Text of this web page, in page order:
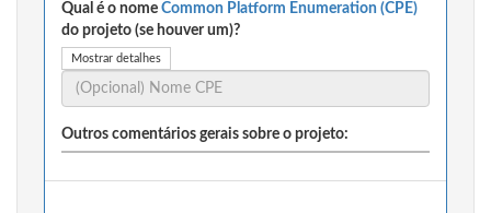
Qual é o nome Common Platform Enumeration (CPE)
do projeto (se houver um)?
Mostrar detalhes
Outros comentários gerais sobre o projeto: